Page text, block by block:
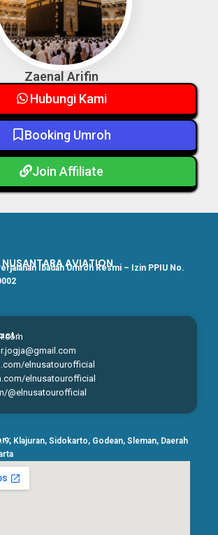
Zaenal Arifin
Hubungi Kami
Booking Umroh
Join Affiliate
NUSANTARA AVIATION
Ibadah Umroh Resmi – Izin PPIU No.
:
elnusatourofficial
elnusatourofficial
@elnusatourofficial
:
9, Klajuran, Sidokarto, Godean, Sleman, Daerah